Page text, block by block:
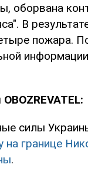
оборвана
В
пожара.
силы
на границе
.